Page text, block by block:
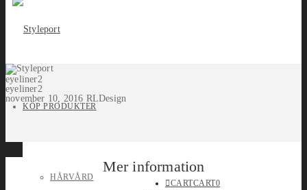
KÖP PRODUKTER
HÅRVÅRD
CARTCART0
eyeliner2
eyeliner2
november 10, 2016 RLDesign
Mer information